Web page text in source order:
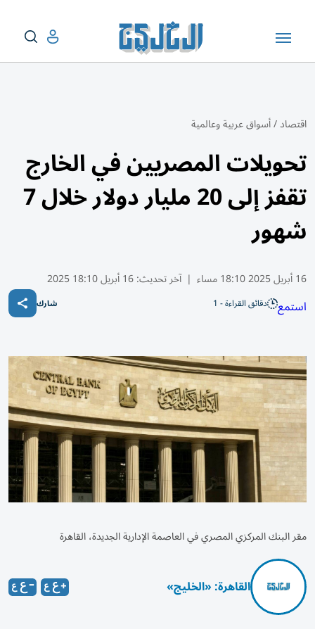
اقتصاد/أسواق عربية وعالمية
تحويلات المصريين في الخارج
تقفز إلى 20 مليار دولار خلال 7
شهور
16 أبريل 2025 18:10 مساء | آخر تحديث:16 أبريل 18:10 2025
استمع دقائق القراءة - 1 شارك
مقر البنك المركزي المصري في العاصمة الإدارية الجديدة، القاهرة
القاهرة: «الخليج»